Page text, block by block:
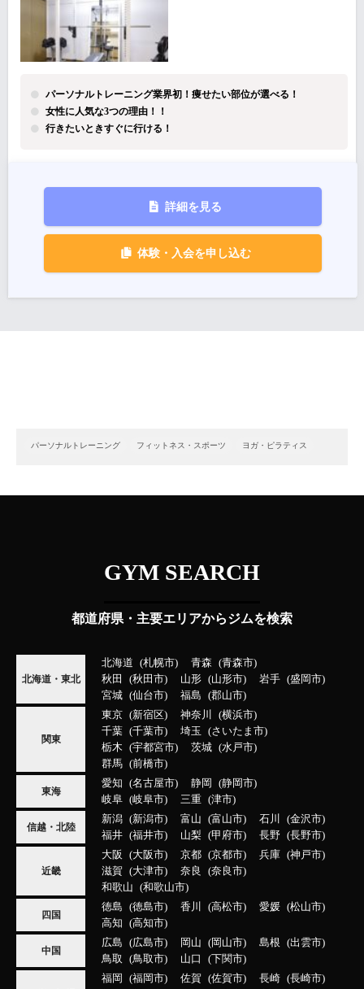
パーソナルトレーニング業界初！痩せたい部位が選べる！
女性に人気な3つの理由！！
行きたいときすぐに行ける！
詳細を見る
体験・入会を申し込む
パーソナルトレーニング フィットネス・スポーツ ヨガ・ピラティス
GYM SEARCH
都道府県・主要エリアからジムを検索
北海道・東北
北海道 札幌市 青森
青森市
秋田
秋田市 山形 山形市 岩手
盛岡市
宮城
仙台市 福島 郡山市
関東
東京 新宿区 神奈川
横浜市
千葉
千葉市 埼玉
さいたま市
栃木
宇都宮市 茨城
水戸市
群馬
前橋市
東海
愛知 名古屋市 静岡
静岡市
岐阜
岐阜市 三重 津市
信越・北陸
新潟 新潟市 富山 富山市 石川
金沢市
福井
福井市 山梨 甲府市 長野 長野市
近畿
大阪 大阪市 京都 京都市 兵庫
神戸市
滋賀
大津市 奈良
奈良市
和歌山
和歌山市
四国
徳島 徳島市 香川 高松市 愛媛
松山市
高知
高知市
中国
広島 広島市 岡山 岡山市 島根
出雲市
鳥取
鳥取市 山口 下関市
福岡 福岡市 佐賀 佐賀市 長崎
長崎市